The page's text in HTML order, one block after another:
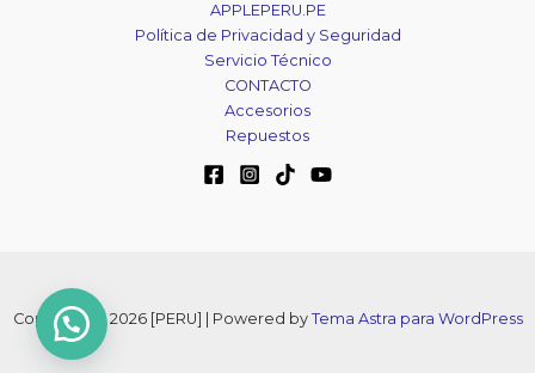
APPLEPERU.PE
Política de Privacidad y Seguridad
Servicio Técnico
CONTACTO
Accesorios
Repuestos
Copyright © 2026 [PERU] | Powered by Tema Astra para WordPress